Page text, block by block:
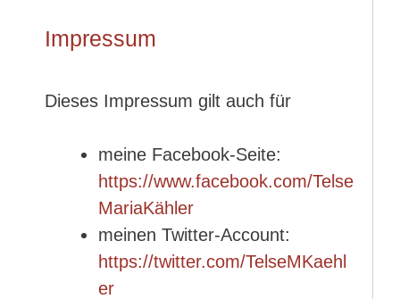
Impressum
Dieses Impressum gilt auch für
meine Facebook-Seite:
https://www.facebook.com/Telse
MariaKähler
meinen Twitter-Account:
https://twitter.com/TelseMKaehl
er